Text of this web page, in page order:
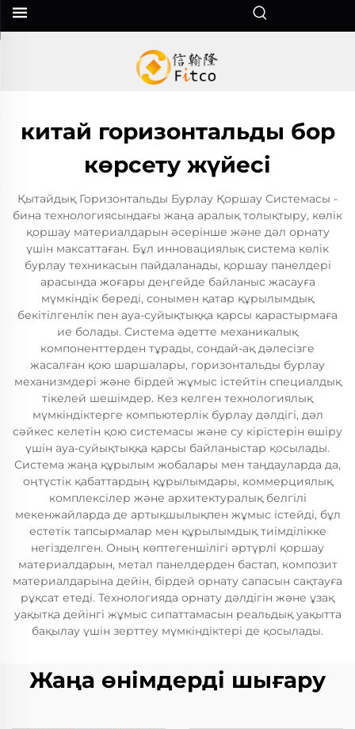
китай горизонтальды бор
көрсету жүйесі
Қытайдық Горизонтальды Бурлау Қоршау Системасы -
бина технологиясындағы жаңа аралық толықтыру, көлік
қоршау материалдарын әсерінше және дәл орнату
үшін максаттаған. Бұл инновациялық система көлік
бурлау техникасын пайдаланады, қоршау панелдері
арасында жоғары деңгейде байланыс жасауға
мүмкіндік береді, сонымен қатар құрылымдық
бекітілгенлік пен ауа-суйықтыққа қарсы қарастырмаға
ие болады. Система әдетте механикалық
компоненттерден тұрады, сондай-ақ дәлесізге
жасалған қою шаршалары, горизонтальды бурлау
механизмдері және бірдей жұмыс істейтін специалдық
тікелей шешімдер. Кез келген технологиялық
мүмкіндіктерге компьютерлік бурлау дәлдігі, дәл
сәйкес келетін қою системасы және су кірістерін өшіру
үшін ауа-суйықтыққа қарсы байланыстар қосылады.
Система жаңа құрылым жобалары мен таңдауларда да,
оңтүстік қабаттардың құрылымдары, коммерциялық
комплексілер және архитектуралық белгілі
мекенжайларда де артықшылықпен жұмыс істейді, бұл
естетік тапсырмалар мен құрылымдық тиімділікке
негізделген. Оның көптегеншілігі әртүрлі қоршау
материалдарын, метал панелдерден бастап, композит
материалдарына дейін, бірдей орнату сапасын сақтауға
рұқсат етеді. Технологияда орнату дәлдігін және ұзақ
уақытқа дейінгі жұмыс сипаттамасын реальдық уақытта
бақылау үшін зерттеу мүмкіндіктері де қосылады.
Жаңа өнімдерді шығару